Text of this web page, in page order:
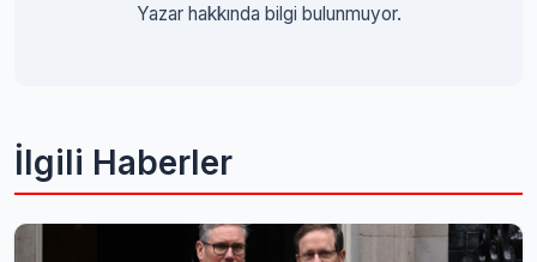
Yazar hakkında bilgi bulunmuyor.
İlgili Haberler